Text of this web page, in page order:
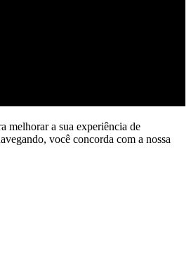
melhorar a sua experiência de
você concorda com a nossa